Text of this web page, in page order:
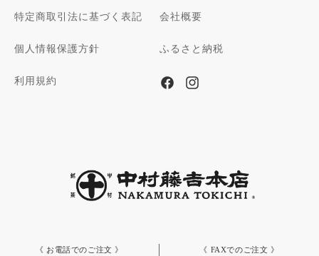
特定商取引法に基づく表記
個人情報保護方針
利用規約
会社概要
ふるさと納税
FacebookInstagram
《 お電話でのご注文 》 《 FAXでのご注文 》